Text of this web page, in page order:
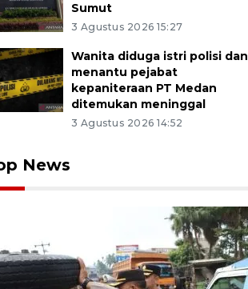
Sumut
3 Agustus 2026 15:27
Wanita diduga istri polisi dan
menantu pejabat
kepaniteraan PT Medan
ditemukan meninggal
3 Agustus 2026 14:52
News